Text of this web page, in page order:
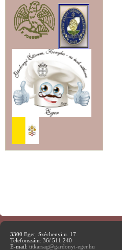
3300 Eger, Széchenyi u. 17.
Telefonszám: 36/ 511 240
E-mail: titkarsag@gardonyi-eger.hu